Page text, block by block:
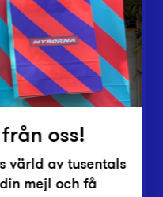
oss!
värld av tusentals
mejl och få